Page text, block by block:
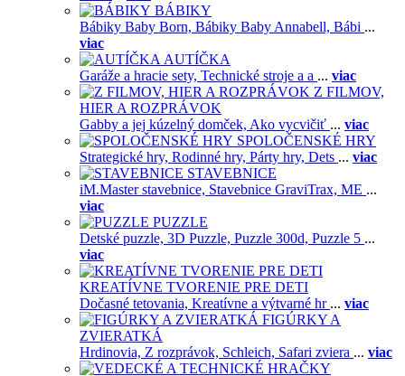
BÁBIKY
Bábiky Baby Born, Bábiky Baby Annabell, Bábi ...
viac
AUTÍČKA
Garáže a hracie sety, Technické stroje a a ... viac
Z FILMOV,
HIER A ROZPRÁVOK
Gabby a jej kúzelný domček, Ako vycvičiť ... viac
SPOLOČENSKÉ HRY
Strategické hry, Rodinné hry, Párty hry, Dets ... viac
STAVEBNICE
iM.Master stavebnice, Stavebnice GraviTrax, ME ...
viac
PUZZLE
Detské puzzle, 3D Puzzle, Puzzle 300d, Puzzle 5 ...
viac
KREATÍVNE TVORENIE PRE DETI
Dočasné tetovania, Kreatívne a výtvarné hr ... viac
FIGÚRKY A
ZVIERATKÁ
Hrdinovia, Z rozprávok, Schleich, Safari zviera ... viac